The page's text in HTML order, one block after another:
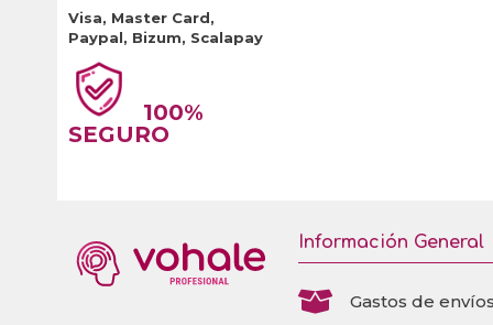
Visa, Master Card,
Paypal, Bizum, Scalapay
100%
SEGURO
Información General
 Gastos de